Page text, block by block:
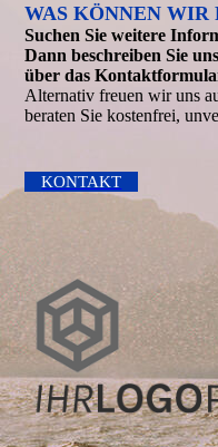
WAS KÖNNEN WIR
Suchen Sie weitere
Dann beschreiben Sie
über das
Alternativ freuen wir uns
beraten Sie kostenfrei,
KONTAKT